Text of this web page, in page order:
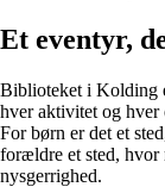
Et eventyr,
Biblioteket i Kolding
hver aktivitet og hver
For børn er det et
forældre et sted, hvor
nysgerrighed.